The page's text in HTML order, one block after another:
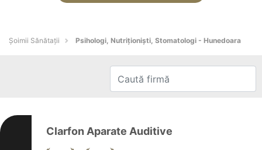
Şoimii Sănătații Psihologi, Nutriționiști, Stomatologi - Hunedoara
Clarfon Aparate Auditive